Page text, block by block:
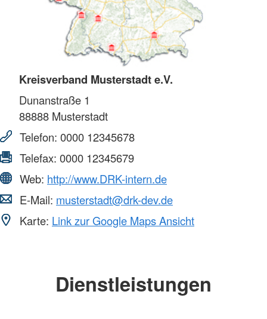
Kreisverband Musterstadt e.V.
Dunanstraße 1
88888 Musterstadt
Telefon: 0000 12345678
Telefax: 0000 12345679
Web: http://www.DRK-intern.de
E-Mail: musterstadt@drk-dev.de
Karte: Link zur Google Maps Ansicht
Dienstleistungen